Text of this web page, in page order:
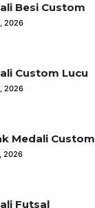
Besi Custom
2026
Custom Lucu
2026
Medali Custom
2026
Futsal